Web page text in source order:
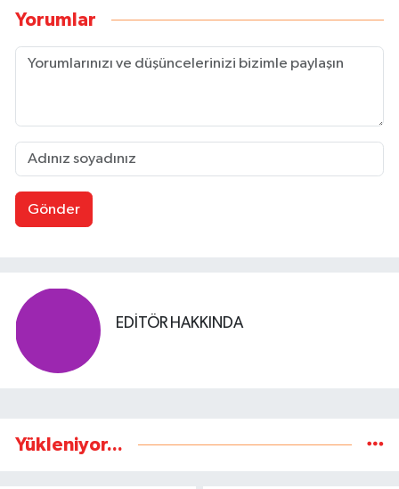
Yorumlar
Gönder
EDITÖR HAKKINDA
Yükleniyor...